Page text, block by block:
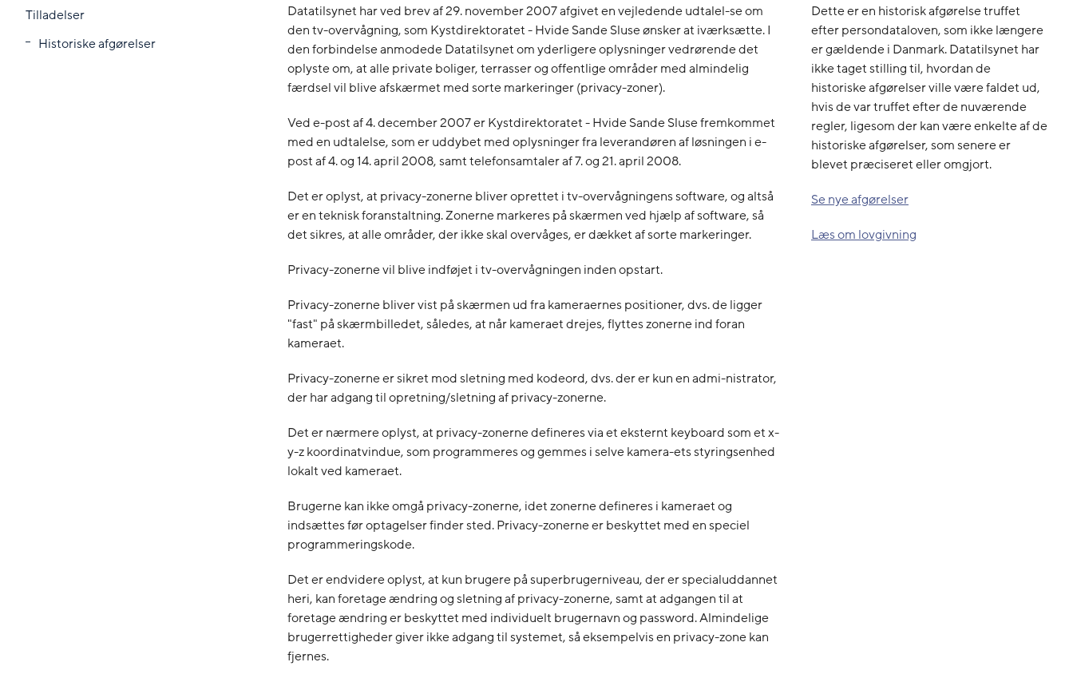
Tilladelser
Historiske afgørelser
Datatilsynet har ved brev af 29. november 2007 afgivet en vejledende udtalel-se om
den tv-overvågning, som Kystdirektoratet - Hvide Sande Sluse ønsker at iværksætte. I
den forbindelse anmodede Datatilsynet om yderligere oplysninger vedrørende det
oplyste om, at alle private boliger, terrasser og offentlige områder med almindelig
færdsel vil blive afskærmet med sorte markeringer (privacy-zoner).
Ved e-post af 4. december 2007 er Kystdirektoratet - Hvide Sande Sluse fremkommet
med en udtalelse, som er uddybet med oplysninger fra leverandøren af løsningen i e-
post af 4. og 14. april 2008, samt telefonsamtaler af 7. og 21. april 2008.
Det er oplyst, at privacy-zonerne bliver oprettet i tv-overvågningens software, og altså
er en teknisk foranstaltning. Zonerne markeres på skærmen ved hjælp af software, så
det sikres, at alle områder, der ikke skal overvåges, er dækket af sorte markeringer.
Privacy-zonerne vil blive indføjet i tv-overvågningen inden opstart.
Privacy-zonerne bliver vist på skærmen ud fra kameraernes positioner, dvs. de ligger
"fast" på skærmbilledet, således, at når kameraet drejes, flyttes zonerne ind foran
kameraet.
Privacy-zonerne er sikret mod sletning med kodeord, dvs. der er kun en admi-nistrator,
der har adgang til opretning/sletning af privacy-zonerne.
Det er nærmere oplyst, at privacy-zonerne defineres via et eksternt keyboard som et x-
y-z koordinatvindue, som programmeres og gemmes i selve kamera-ets styringsenhed
lokalt ved kameraet.
Brugerne kan ikke omgå privacy-zonerne, idet zonerne defineres i kameraet og
indsættes før optagelser finder sted. Privacy-zonerne er beskyttet med en speciel
programmeringskode.
Det er endvidere oplyst, at kun brugere på superbrugerniveau, der er specialuddannet
heri, kan foretage ændring og sletning af privacy-zonerne, samt at adgangen til at
foretage ændring er beskyttet med individuelt brugernavn og password. Almindelige
brugerrettigheder giver ikke adgang til systemet, så eksempelvis en privacy-zone kan
fjernes.
Dette er en historisk afgørelse truffet
efter persondataloven, som ikke længere
er gældende i Danmark. Datatilsynet har
ikke taget stilling til, hvordan de
historiske afgørelser ville være faldet ud,
hvis de var truffet efter de nuværende
regler, ligesom der kan være enkelte af de
historiske afgørelser, som senere er
blevet præciseret eller omgjort.
Se nye afgørelser
Læs om lovgivning